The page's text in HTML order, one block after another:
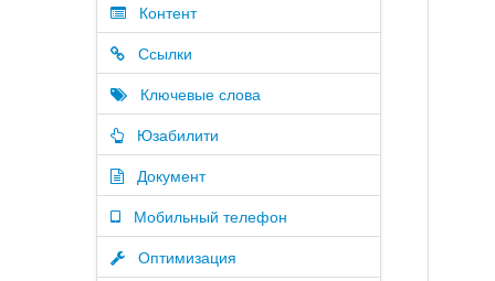
Контент
Ссылки
Ключевые слова
Юзабилити
Документ
Мобильный телефон
Оптимизация